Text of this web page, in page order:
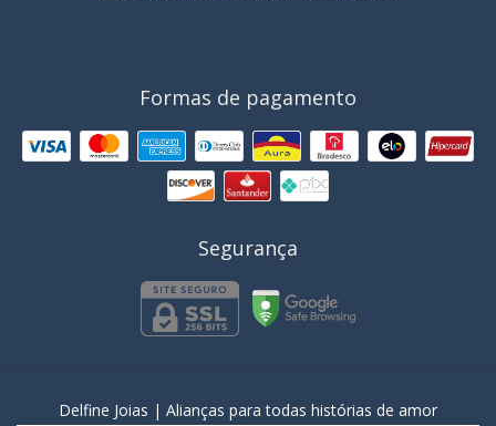
Formas de pagamento
Segurança
Delfine Joias | Alianças para todas histórias de amor